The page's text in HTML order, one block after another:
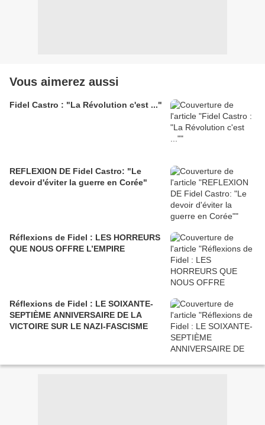
Vous aimerez aussi
Fidel Castro : "La Révolution c'est ..."
REFLEXION DE Fidel Castro: "Le
devoir d'éviter la guerre en Corée"
Réflexions de Fidel : LES HORREURS
QUE NOUS OFFRE L’EMPIRE
Réflexions de Fidel : LE SOIXANTE-
SEPTIÈME ANNIVERSAIRE DE LA
VICTOIRE SUR LE NAZI-FASCISME